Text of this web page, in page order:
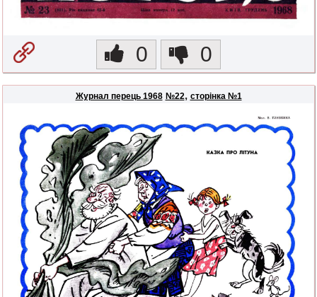
0 0
Журнал перець 1968 №22, сторінка №1